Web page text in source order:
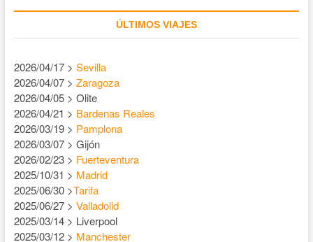
ÚLTIMOS VIAJES
2026/04/17 > Sevilla
2026/04/07 > Zaragoza
2026/04/05 > Olite
2026/04/21 > Bardenas Reales
2026/03/19 > Pamplona
2026/03/07 > Gijón
2026/02/23 > Fuerteventura
2025/10/31 > Madrid
2025/06/30 >Tarifa
2025/06/27 > Valladolid
2025/03/14 > Liverpool
2025/03/12 > Manchester